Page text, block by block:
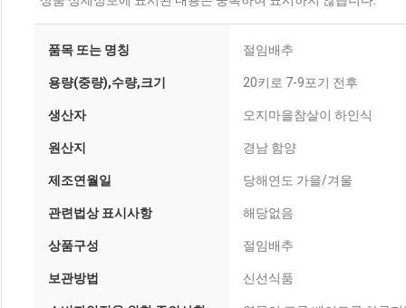
품목 또는 명칭 절임배추
용량(중량),수량,크기 20키로 7-9포기 전후
생산자 오지마을참살이 하인식
원산지 경남 함양
제조연월일 당해연도 가을/겨울
관련법상 표시사항 해당없음
상품구성 절임배추
보관방법 신선식품